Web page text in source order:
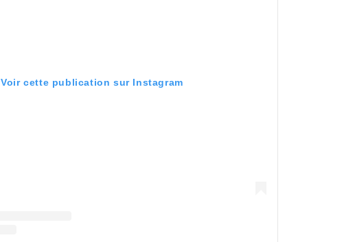
Voir cette publication sur Instagram